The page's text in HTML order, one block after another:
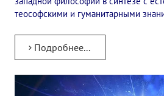
Фотоматериалы
Книги
теософскими и гуманитарными
Подробнее...